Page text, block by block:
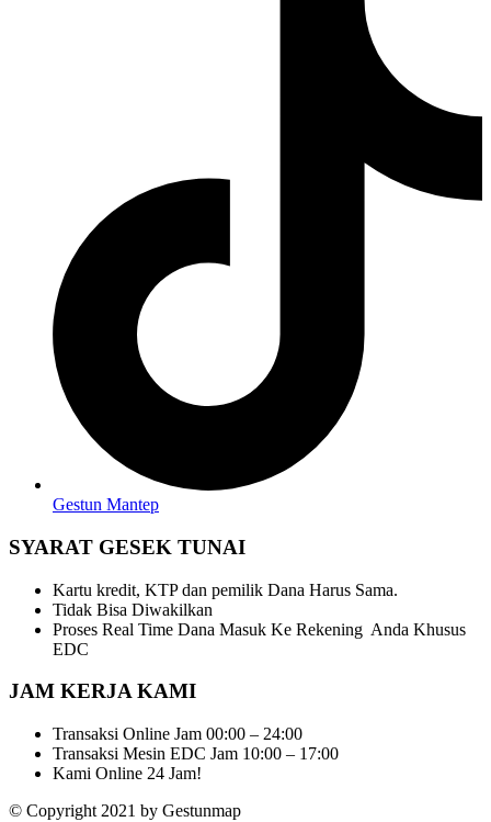
Gestun Mantep
SYARAT GESEK TUNAI
Kartu kredit, KTP dan pemilik Dana Harus Sama.
Tidak Bisa Diwakilkan
Proses Real Time Dana Masuk Ke Rekening Anda Khusus
EDC
JAM KERJA KAMI
Transaksi Online Jam 00:00 – 24:00
Transaksi Mesin EDC Jam 10:00 – 17:00
Kami Online 24 Jam!
© Copyright 2021 by Gestunmap